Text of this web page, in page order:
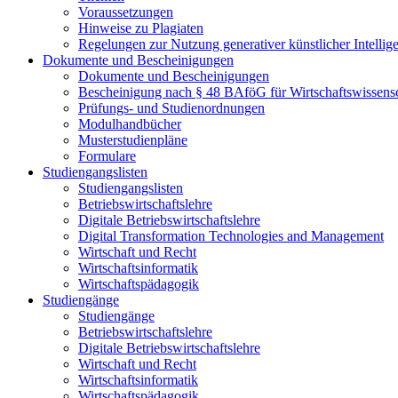
Voraussetzungen
Hinweise zu Plagiaten
Regelungen zur Nutzung generativer künstlicher
Dokumente und Bescheinigungen
Dokumente und Bescheinigungen
Bescheinigung nach § 48 BAföG für
Prüfungs- und Studienordnungen
Modulhandbücher
Musterstudienpläne
Formulare
Studiengangslisten
Studiengangslisten
Betriebswirtschaftslehre
Digitale Betriebswirtschaftslehre
Digital Transformation Technologies and Management
Wirtschaft und Recht
Wirtschaftsinformatik
Wirtschaftspädagogik
Studiengänge
Studiengänge
Betriebswirtschaftslehre
Digitale Betriebswirtschaftslehre
Wirtschaft und Recht
Wirtschaftsinformatik